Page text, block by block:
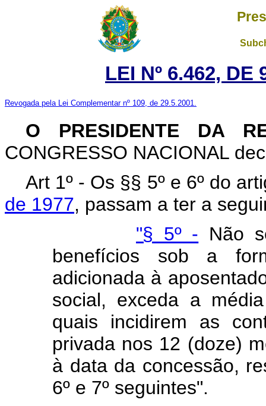
LEI Nº 6.462, DE
Revogada pela Lei Complementar nº 109, de 29.5.2001.
O PRESIDENTE DA
CONGRESSO NACIONAL
Art 1º - Os §§ 5º e 6º do
de 1977, passam a ter a
"§ 5º - Não
benefícios sob a
adicionada à
social, exceda a
quais incidirem as
privada nos 12 (doze)
à data da concessão,
6º e 7º seguintes".